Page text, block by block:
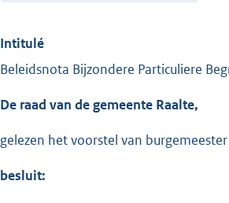
Intitulé
Beleidsnota Bijzondere Particuliere
De raad van de gemeente Raalte,
gelezen het voorstel van
besluit: